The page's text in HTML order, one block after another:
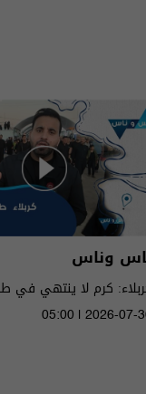
وناس
كرم لا ينتهي في
05:00 | 2026-07-